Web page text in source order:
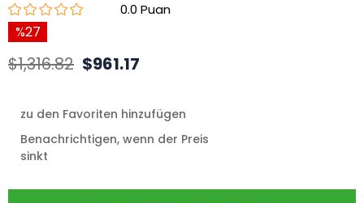
0.0
27
$1,316.82 $961.17
zu den Favoriten hinzufügen
Benachrichtigen, wenn der Preis
sinkt